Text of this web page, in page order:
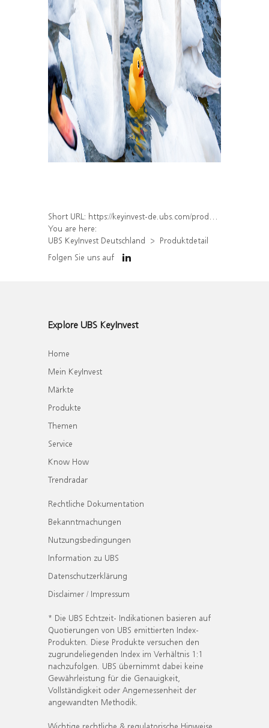
Short URL: https://keyinvest-de.ubs.com/produkt/detail/index/isin/DE000WA7NBM2
You are here:
UBS KeyInvest Deutschland
Produktdetail
Folgen Sie uns auf
Explore UBS KeyInvest
Home
Mein KeyInvest
Märkte
Produkte
Themen
Service
Know How
Trendradar
Rechtliche Dokumentation
Bekanntmachungen
Nutzungsbedingungen
Information zu UBS
Datenschutzerklärung
Disclaimer / Impressum
* Die UBS Echtzeit- Indikationen basieren auf
Quotierungen von UBS emittierten Index-
Produkten. Diese Produkte versuchen den
zugrundeliegenden Index im Verhältnis 1:1
nachzufolgen. UBS übernimmt dabei keine
Gewährleistung für die Genauigkeit,
Vollständigkeit oder Angemessenheit der
angewandten Methodik.